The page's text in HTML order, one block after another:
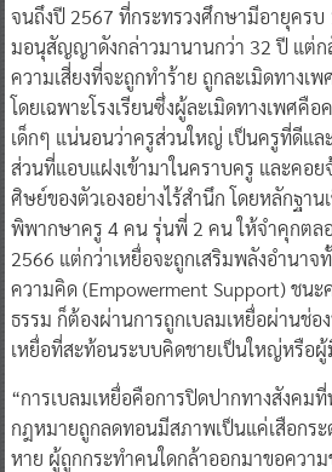
จนถึงปี 2567 ที่กระทรวงศึกษามีอายุครบ
มอนุสัญญาดังกล่าวมานานกว่า 32 ปี แต่ก
ความเสี่ยงที่จะถูกทำร้าย ถูกละเมิดทางเพ
โดยเฉพาะโรงเรียนซึ่งผู้ละเมิดทางเพศคื
เด็กๆ แน่นอนว่าครูส่วนใหญ่ เป็นครูที่ดีแล
ส่วนที่แอบแฝงเข้ามาในคราบครู และคอย
ศิษย์ของตัวเองอย่างไร้สำนึก โดยหลักฐา
พิพากษาครู 4 คน รุ่นพี่ 2 คน ให้จำคุกตล
2566 แต่กว่าเหยื่อจะถูกเสริมพลังอำนาจ
ความคิด (Empowerment Support) ชนะ
ธรรม ก็ต้องผ่านการถูกเบลมเหยื่อผ่านช่อ
เหยื่อที่สะท้อนระบบคิดชายเป็นใหญ่หรือผู้
“การเบลมเหยื่อคือการปิดปากทางสังคม
กฎหมายถูกลดทอนมีสภาพเป็นแค่เสือกระ
หาย ผู้ถูกกระทำคนใดกล้าออกมาขอควา